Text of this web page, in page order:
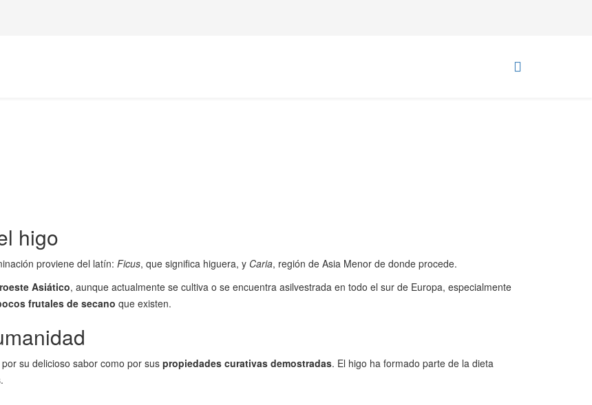
higo
proviene del latín: Ficus, que significa higuera, y Caria, región de Asia Menor de donde procede.
Asiático, aunque actualmente se cultiva o se encuentra asilvestrada en todo el sur de Europa, especialmente
frutales de secano que existen.
su delicioso sabor como por sus propiedades curativas demostradas. El higo ha formado parte de la dieta